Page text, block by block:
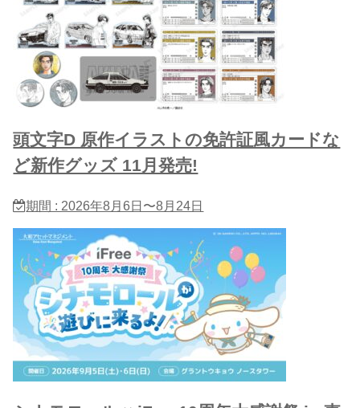
頭文字D 原作イラストの免許証風カードな
ど新作グッズ 11月発売!
期間 : 2026年8月6日〜8月24日